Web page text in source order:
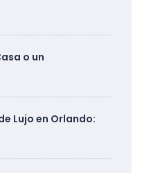
o un
Lujo en Orlando: